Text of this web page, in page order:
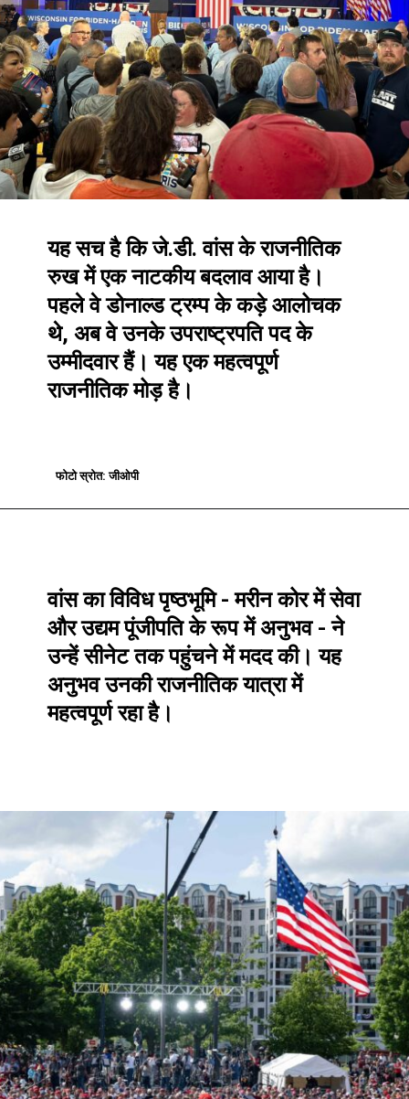
यह सच है कि जे.डी. वांस के राजनीतिक
रुख में एक नाटकीय बदलाव आया है।
पहले वे डोनाल्ड ट्रम्प के कड़े आलोचक
थे, अब वे उनके उपराष्ट्रपति पद के
उम्मीदवार हैं। यह एक महत्वपूर्ण
राजनीतिक मोड़ है।
फोटो स्रोत: जीओपी
फोटो स्रोत: जीओपी
वांस का विविध पृष्ठभूमि - मरीन कोर में सेवा
और उद्यम पूंजीपति के रूप में अनुभव - ने
उन्हें सीनेट तक पहुंचने में मदद की। यह
अनुभव उनकी राजनीतिक यात्रा में
महत्वपूर्ण रहा है।